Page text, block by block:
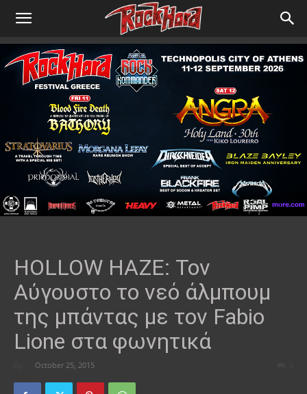
HOLLOW HAZE: Τον
Αύγουστο το νεό άλμπουμ
της μπάντας με τον Fabio
Lione στα φωνητικά
October 25, 2015